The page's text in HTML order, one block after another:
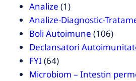
Analize (1)
Analize-Diagnostic-
Boli Autoimune (106)
Declansatori
FYI (64)
Microbiom – Intestin